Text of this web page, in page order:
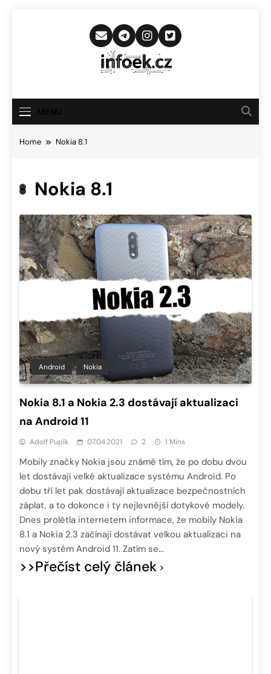
Infoek.cz
Novinkám
Home Nokia 8.1
Nokia 8.1
Android Nokia
Nokia 8.1 a Nokia 2.3 dostávají aktualizaci
na Android 11
Adolf Pupík 07.04.2021 2 1 Mins
Mobily značky Nokia jsou známé tím, že po dobu dvou
let dostávají velké aktualizace systému Android. Po
dobu tří let pak dostávají aktualizace bezpečnostních
záplat, a to dokonce i ty nejlevnější dotykové modely.
Dnes prolétla internetem informace, že mobily Nokia
8.1 a Nokia 2.3 začínají dostávat velkou aktualizaci na
nový systém Android 11. Zatím se…
>>Přečíst celý článek